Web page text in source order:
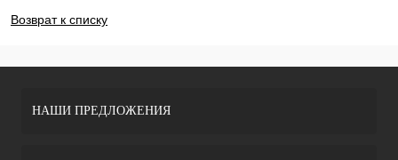
Возврат к списку
НАШИ ПРЕДЛОЖЕНИЯ